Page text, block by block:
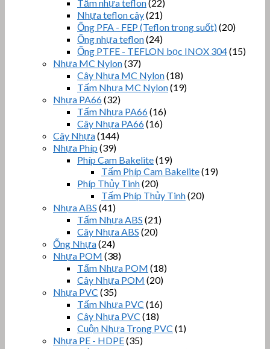
Tấm nhựa teflon(22)
Nhựa teflon cây(21)
Ống PFA - FEP (Teflon trong suốt)(20)
Ống nhựa teflon(24)
Ống PTFE - TEFLON bọc INOX 304(15)
Nhựa MC Nylon(37)
Cây Nhựa MC Nylon(18)
Tấm Nhựa MC Nylon(19)
Nhựa PA66(32)
Tấm Nhựa PA66(16)
Cây Nhựa PA66(16)
Cây Nhựa(144)
Nhựa Phíp (39)
Phíp Cam Bakelite(19)
Tấm Phíp Cam Bakelite(19)
Phíp Thủy Tinh(20)
Tấm Phíp Thủy Tinh(20)
Nhựa ABS (41)
Tấm Nhựa ABS (21)
Cây Nhựa ABS (20)
Ống Nhựa(24)
Nhựa POM (38)
Tấm Nhựa POM (18)
Cây Nhựa POM (20)
Nhựa PVC (35)
Tấm Nhựa PVC (16)
Cây Nhựa PVC (18)
Cuộn Nhựa Trong PVC (1)
Nhựa PE - HDPE(35)